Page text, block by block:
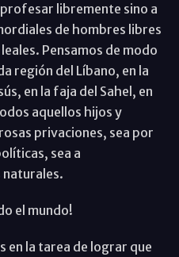
libremente sino a
de hombres libres
Pensamos de modo
región del Líbano, en la
en la faja del Sahel, en
aquellos hijos y
privaciones, sea por
sea a
naturales.
el mundo!
en la tarea de lograr que